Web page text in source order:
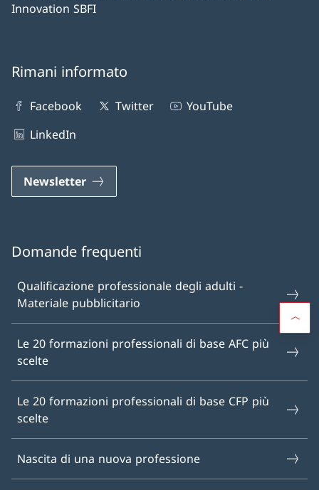
Innovation SBFI
Rimani informato
Facebook Twitter
YouTube
LinkedIn
Newsletter
Domande frequenti
Qualificazione professionale degli adulti -
Materiale pubblicitario
Le 20 formazioni professionali di base AFC più
scelte
Le 20 formazioni professionali di base CFP più
scelte
Nascita di una nuova professione